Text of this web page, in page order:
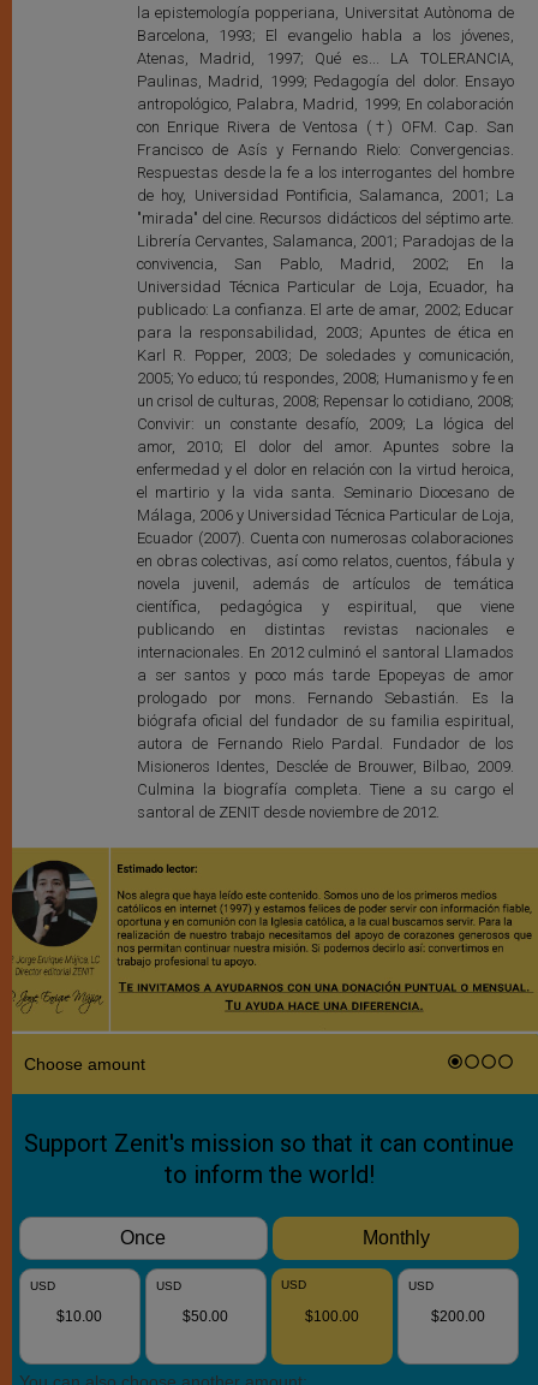
la epistemología popperiana, Universitat Autònoma de
Barcelona, 1993; El evangelio habla a los jóvenes,
Atenas, Madrid, 1997; Qué es... LA TOLERANCIA,
Paulinas, Madrid, 1999; Pedagogía del dolor. Ensayo
antropológico, Palabra, Madrid, 1999; En colaboración
con Enrique Rivera de Ventosa (†) OFM. Cap. San
Francisco de Asís y Fernando Rielo: Convergencias.
Respuestas desde la fe a los interrogantes del hombre
de hoy, Universidad Pontificia, Salamanca, 2001; La
"mirada" del cine. Recursos didácticos del séptimo arte.
Librería Cervantes, Salamanca, 2001; Paradojas de la
convivencia, San Pablo, Madrid, 2002; En la
Universidad Técnica Particular de Loja, Ecuador, ha
publicado: La confianza. El arte de amar, 2002; Educar
para la responsabilidad, 2003; Apuntes de ética en
Karl R. Popper, 2003; De soledades y comunicación,
2005; Yo educo; tú respondes, 2008; Humanismo y fe en
un crisol de culturas, 2008; Repensar lo cotidiano, 2008;
Convivir: un constante desafío, 2009; La lógica del
amor, 2010; El dolor del amor. Apuntes sobre la
enfermedad y el dolor en relación con la virtud heroica,
el martirio y la vida santa. Seminario Diocesano de
Málaga, 2006 y Universidad Técnica Particular de Loja,
Ecuador (2007). Cuenta con numerosas colaboraciones
en obras colectivas, así como relatos, cuentos, fábula y
novela juvenil, además de artículos de temática
científica, pedagógica y espiritual, que viene
publicando en distintas revistas nacionales e
internacionales. En 2012 culminó el santoral Llamados
a ser santos y poco más tarde Epopeyas de amor
prologado por mons. Fernando Sebastián. Es la
biógrafa oficial del fundador de su familia espiritual,
autora de Fernando Rielo Pardal. Fundador de los
Misioneros Identes, Desclée de Brouwer, Bilbao, 2009.
Culmina la biografía completa. Tiene a su cargo el
santoral de ZENIT desde noviembre de 2012.